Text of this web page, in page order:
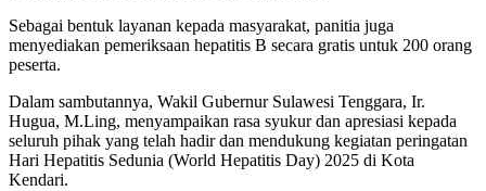
Sebagai bentuk layanan kepada masyarakat, panitia juga
menyediakan pemeriksaan hepatitis B secara gratis untuk 200 orang
peserta.
Dalam sambutannya, Wakil Gubernur Sulawesi Tenggara, Ir.
Hugua, M.Ling, menyampaikan rasa syukur dan apresiasi kepada
seluruh pihak yang telah hadir dan mendukung kegiatan peringatan
Hari Hepatitis Sedunia (World Hepatitis Day) 2025 di Kota
Kendari.